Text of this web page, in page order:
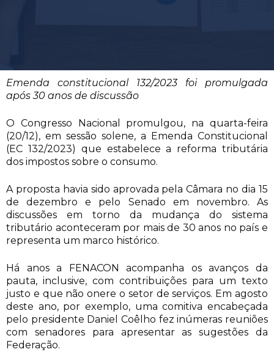
Emenda constitucional 132/2023 foi promulgada
após 30 anos de discussão
O Congresso Nacional promulgou, na quarta-feira
(20/12), em sessão solene, a Emenda Constitucional
(EC 132/2023) que estabelece a reforma tributária
dos impostos sobre o consumo.
A proposta havia sido aprovada pela Câmara no dia 15
de dezembro e pelo Senado em novembro. As
discussões em torno da mudança do sistema
tributário aconteceram por mais de 30 anos no país e
representa um marco histórico.
Há anos a FENACON acompanha os avanços da
pauta, inclusive, com contribuições para um texto
justo e que não onere o setor de serviços. Em agosto
deste ano, por exemplo, uma comitiva encabeçada
pelo presidente Daniel Coêlho fez inúmeras reuniões
com senadores para apresentar as sugestões da
Federação.